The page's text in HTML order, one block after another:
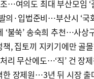
…여의도 최대 부산모임 ‘
‘불쑥’ 송숙희 추천…사상
, 집토끼 지키기에만 골
장제원…3년 뒤 시장 출